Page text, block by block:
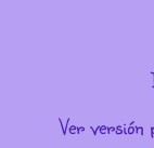
Ver versión